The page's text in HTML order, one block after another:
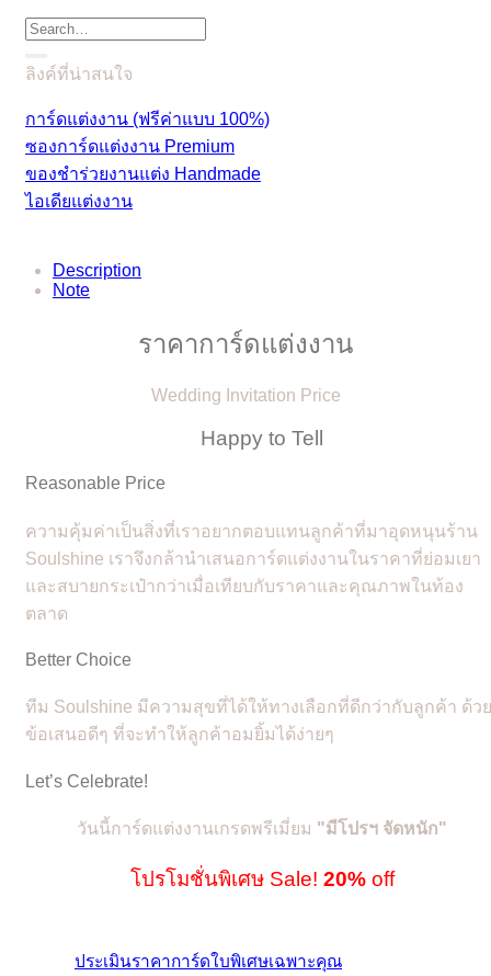
Search
for:
ลิงค์ที่น่าสนใจ
การ์ดแต่งงาน (ฟรีค่าแบบ 100%)
ซองการ์ดแต่งงาน Premium
ของชำร่วยงานแต่ง Handmade
ไอเดียแต่งงาน
Description
Note
ราคาการ์ดแต่งงาน
Wedding Invitation Price
Happy to Tell
Reasonable Price
ความคุ้มค่าเป็นสิ่งที่เราอยากตอบแทนลูกค้าที่มาอุดหนุนร้าน
Soulshine เราจึงกล้านำเสนอการ์ดแต่งงานในราคาที่ย่อมเยา
และสบายกระเป๋ากว่าเมื่อเทียบกับราคาและคุณภาพในท้อง
ตลาด
Better Choice
ทีม Soulshine มีความสุขที่ได้ให้ทางเลือกที่ดีกว่ากับลูกค้า ด้วย
ข้อเสนอดีๆ ที่จะทำให้ลูกค้าอมยิ้มได้ง่ายๆ
Let’s Celebrate!
วันนี้การ์ดแต่งงานเกรดพรีเมี่ยม "มีโปรฯ จัดหนัก"
โปรโมชั่นพิเศษ Sale! 20% off
ประเมินราคาการ์ดใบพิเศษเฉพาะคุณ